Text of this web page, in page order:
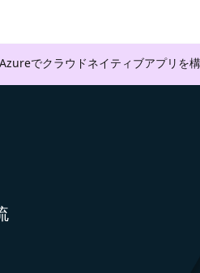
でクラウドネイティブアプリを